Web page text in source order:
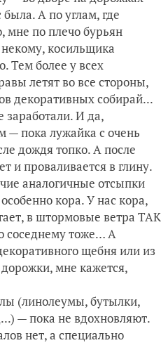
А по углам, где
мне по плечо бурьян
косильщика
Тем более у всех
летят во все стороны,
декоративных собирай...
И да,
пока лужайка с очень
дождя топко. А после
и проваливается в глину.
аналогичные отсыпки
кора. У нас кора,
в штормовые ветра ТАК
соседнему тоже… А
щебня или из
мне кажется,
(линолеумы, бутылки,
— пока не вдохновляют.
нет, а специально